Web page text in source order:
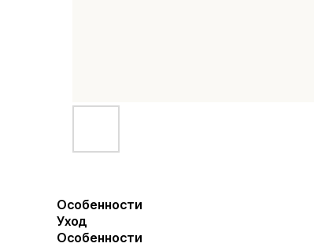
Особенности
Уход
Особенности